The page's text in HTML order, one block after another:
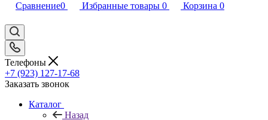
Сравнение0 Избранные товары 0 Корзина 0
Телефоны
+7 (923) 127-17-68
Заказать звонок
Каталог
Назад